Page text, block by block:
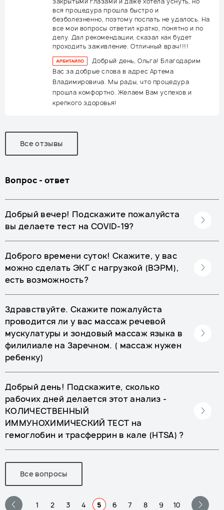
вся процедура прошла быстро и
безболезненно, поэтому поспать не удалось. На
все мои вопросы ответил кратко, понятно и по
делу. Дал рекомендации, сказал как будет
проходить заживление. Отличный врач!!!!
Добрый день, Ольга! Благодарим
Вас за добрые слова в адрес Артема
Владимировича. Мы рады, что процедура
прошла комфортно. Желаем Вам успехов и
крепкого здоровья!
Все отзывы
Вопрос - ответ
Добрый вечер! Подскажите пожалуйста
вы делаете тест на COVID-19?
Доброго времени суток! Скажите, у вас
можно сделать ЭКГ с нагрузкой (ВЭРМ),
есть возможность?
Здравствуйте. Скажите пожалуйста
проводится ли у вас массаж речевой
мускулатуры и зондовый массаж языка в
филилиале на Заречном. ( массаж нужен
ребенку)
Добрый день! Подскажите, сколько
рабочих дней делается этот анализ -
КОЛИЧЕСТВЕННЫЙ
ИММУНОХИМИЧЕСКИЙ ТЕСТ на
гемоглобин и трасферрин в кале (HTSA) ?
Все вопросы
1 2 3 4 5 6 7 8 9 10